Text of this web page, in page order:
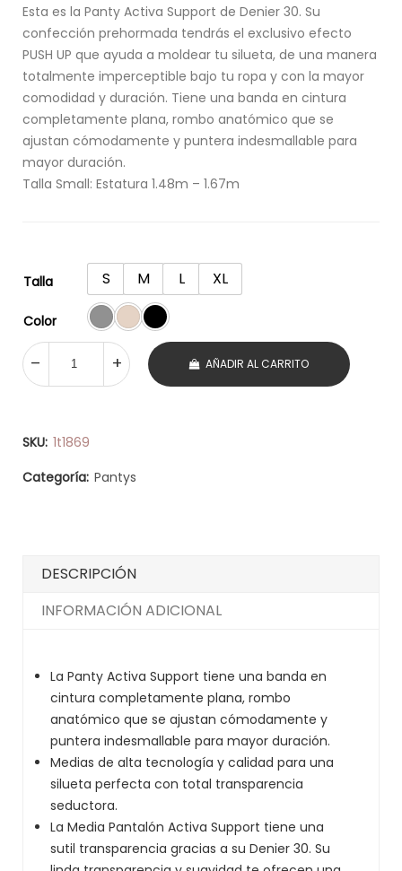
Esta es la Panty Activa Support de Denier 30. Su
confección prehormada tendrás el exclusivo efecto
PUSH UP que ayuda a moldear tu silueta, de una manera
totalmente imperceptible bajo tu ropa y con la mayor
comodidad y duración. Tiene una banda en cintura
completamente plana, rombo anatómico que se
ajustan cómodamente y puntera indesmallable para
mayor duración.
Talla Small: Estatura 1.48m – 1.67m
Talla S M L XL
Color
AÑADIR AL CARRITO
SKU: 1t1869
Categoría: Pantys
DESCRIPCIÓN
INFORMACIÓN ADICIONAL
La Panty Activa Support tiene una banda en
cintura completamente plana, rombo
anatómico que se ajustan cómodamente y
puntera indesmallable para mayor duración.
Medias de alta tecnología y calidad para una
silueta perfecta con total transparencia
seductora.
La Media Pantalón Activa Support tiene una
sutil transparencia gracias a su Denier 30. Su